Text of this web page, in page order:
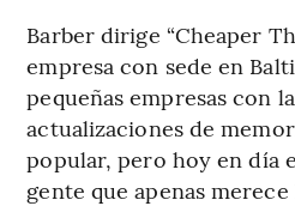
Barber dirige “Cheaper
empresa con sede en
pequeñas empresas con
actualizaciones de
popular, pero hoy en día
gente que apenas